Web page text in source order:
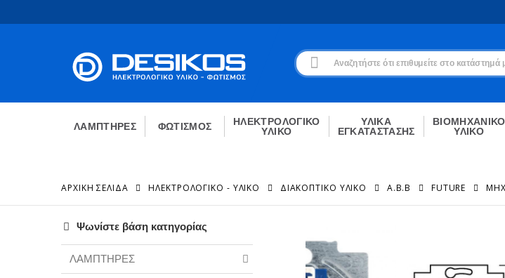
Δεν
ΛΑΜΠΤΗΡΕΣ ΦΩΤΙΣΜΟΣ
ΗΛΕΚΤΡΟΛΟΓΙΚΟ
ΥΛΙΚΟ
ΥΛΙΚΑ
ΕΓΚΑΤΑΣΤΑΣΗΣ
ΒΙΟΜΗΧΑΝΙΚΟ
ΥΛΙΚΟ
ΑΡΧΙΚΉ ΣΕΛΊΔΑ ΗΛΕΚΤΡΟΛΟΓΙΚΟ - ΥΛΙΚΟ ΔΙΑΚΟΠΤΙΚΌ ΥΛΙΚΌ A.B.B FUTURE
Ψωνίστε βάση κατηγορίας
ΛΑΜΠΤΗΡΕΣ